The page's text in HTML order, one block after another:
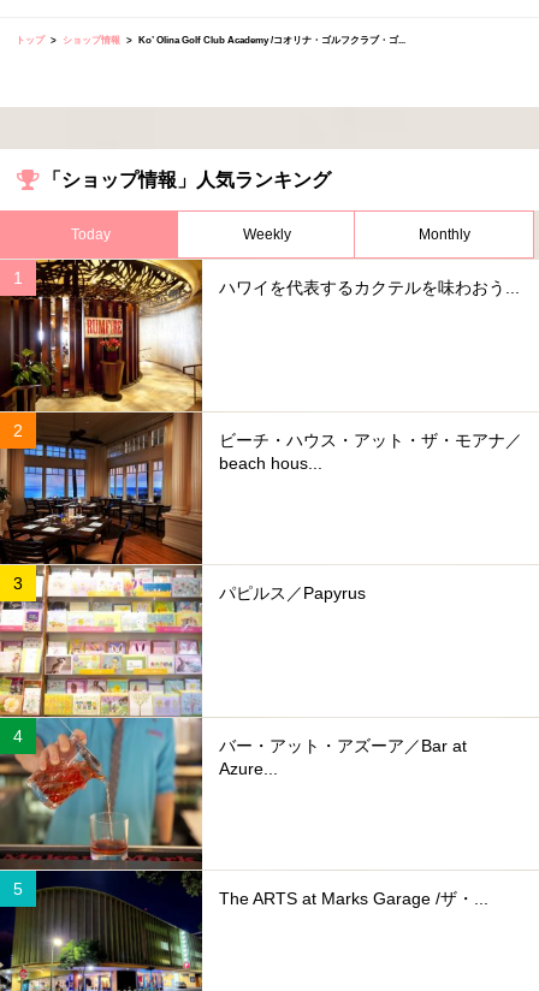
トップ ショップ情報 Ko’ Olina Golf Club Academy /コオリナ・ゴルフクラブ・ゴ...
「ショップ情報」人気ランキング
Today Weekly Monthly
ハワイを代表するカクテルを味わおう...
ビーチ・ハウス・アット・ザ・モアナ／
beach hous...
パピルス／Papyrus
バー・アット・アズーア／Bar at
Azure...
The ARTS at Marks Garage /ザ・...